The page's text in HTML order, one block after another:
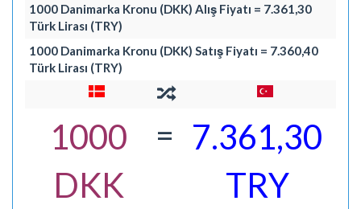
1000 Danimarka Kronu (DKK) Alış Fiyatı = 7.361,30
Türk Lirası (TRY)
1000 Danimarka Kronu (DKK) Satış Fiyatı = 7.360,40
Türk Lirası (TRY)
1000
DKK
= 7.361,30
TRY